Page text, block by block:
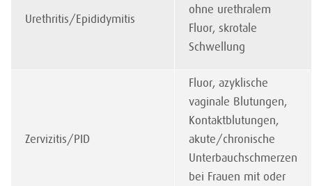
Urethritis/Epididymitis
ohne urethralem
Fluor, skrotale
Schwellung
Zervizitis/PID
Fluor, azyklische
vaginale Blutungen,
Kontaktblutungen,
akute/chronische
Unterbauchschmerzen
bei Frauen mit oder